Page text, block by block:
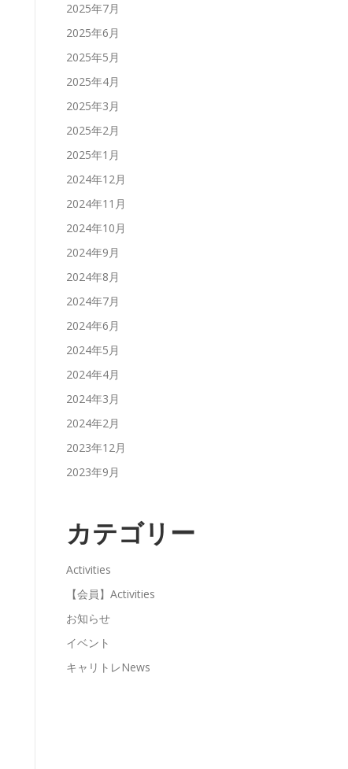
2025年7月
2025年6月
2025年5月
2025年4月
2025年3月
2025年2月
2025年1月
2024年12月
2024年11月
2024年10月
2024年9月
2024年8月
2024年7月
2024年6月
2024年5月
2024年4月
2024年3月
2024年2月
2023年12月
2023年9月
カテゴリー
Activities
【会員】Activities
お知らせ
イベント
キャリトレNews